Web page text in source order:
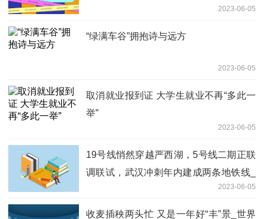
2023-06-05
“绿满车谷”拥抱诗与远方
2023-06-05
取消就业报到证 大学生就业不再“多此一
举”
2023-06-05
19号线悄然穿越严西湖，5号线二期正联
调联试，武汉冲刺年内建成两条地铁线_
2023-06-05
收麦插秧两头忙 又是一年好“丰”景_世界